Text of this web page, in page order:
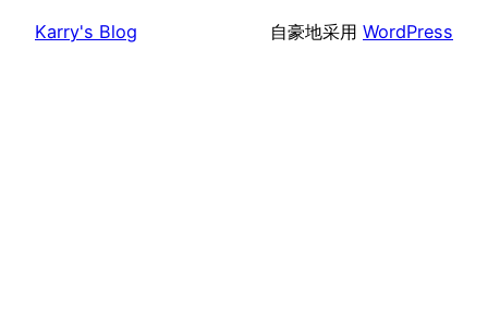
Karry's Blog 自豪地采用 WordPress